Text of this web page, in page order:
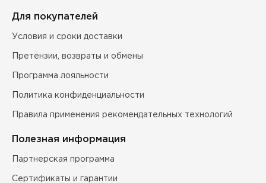
Для покупателей
Условия и сроки доставки
Претензии, возвраты и обмены
Программа лояльности
Политика конфиденциальности
Правила применения рекомендательных технологий
Полезная информация
Партнерская программа
Сертификаты и гарантии